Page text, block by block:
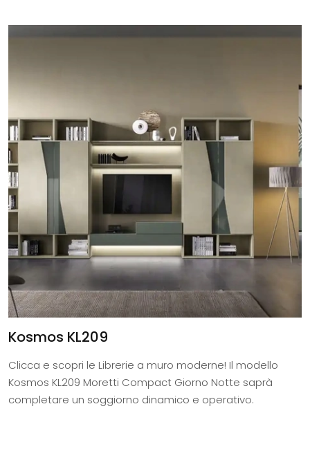
Kosmos KL209
Clicca e scopri le Librerie a muro moderne! Il modello
Kosmos KL209 Moretti Compact Giorno Notte saprà
completare un soggiorno dinamico e operativo.